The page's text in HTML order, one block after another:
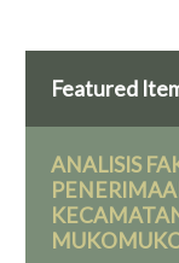
Featured
ANALISIS